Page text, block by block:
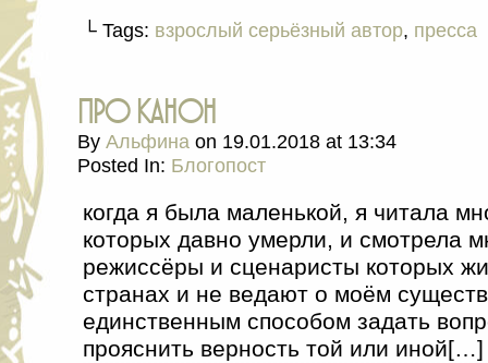
└ Tags: взрослый серьёзный автор, пресса
про канон
By Альфина on 19.01.2018 at 13:34
Posted In: Блогопост
когда я была маленькой, я читала
которых давно умерли, и смотрела
режиссёры и сценаристы которых
странах и не ведают о моём
единственным способом задать
прояснить верность той или иной[…]